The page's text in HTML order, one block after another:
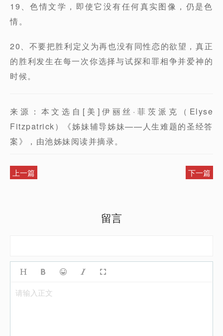
19、色情文学，即使它没有任何真实图像，仍是色
情。
20、不要把胜利定义为再也没有同性恋的欲望，真正
的胜利发生在每一次你选择与试探和罪相争并爱神的
时候。
来源：本文选自[美]伊丽丝·菲茨派克（Elyse
Fitzpatrick）《姊妹辅导姊妹——人生难题的圣经答
案》，由池姊妹阅读并摘录。
上一篇 下一篇
留言
请输入正文